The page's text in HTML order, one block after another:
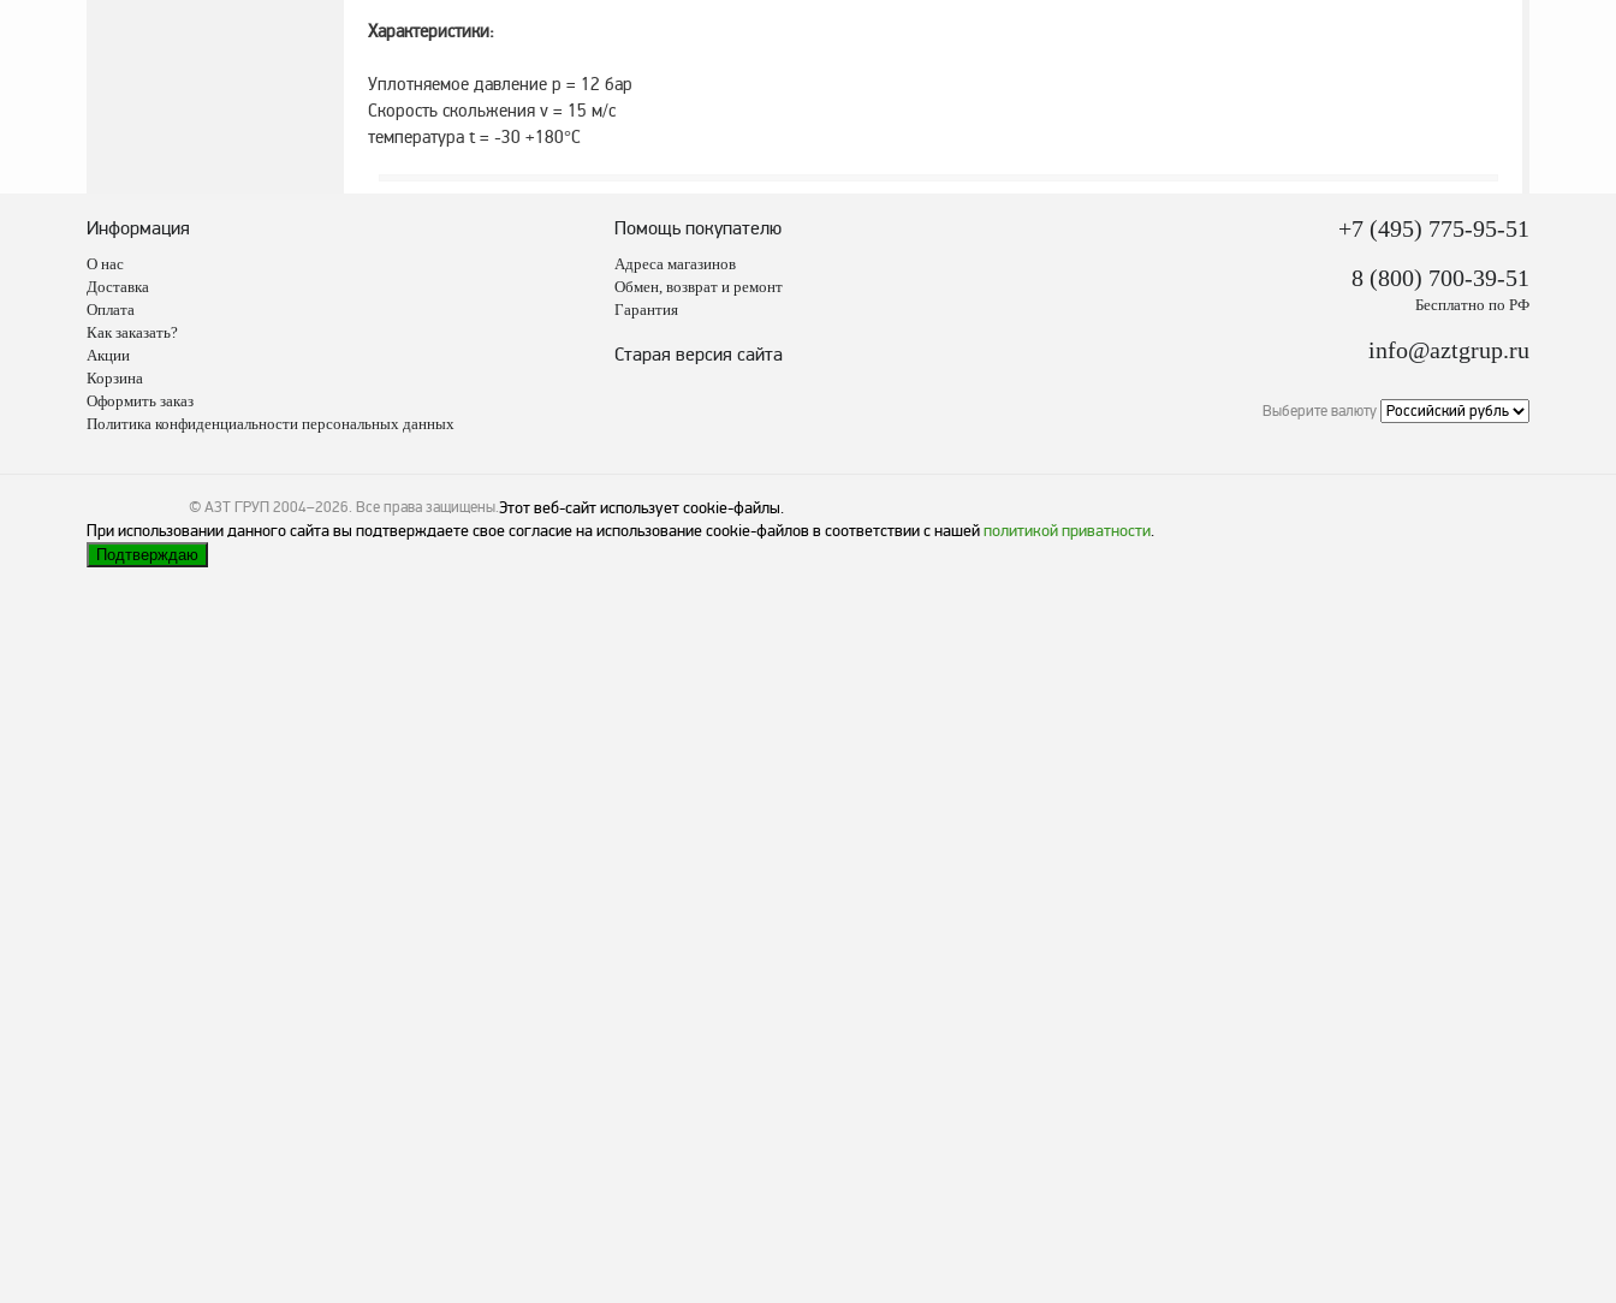
Характеристики:
Уплотняемое давление p = 12 бар
Скорость скольжения v = 15 м/с
температура t = -30 +180°C
Информация
О нас
Доставка
Оплата
Как заказать?
Акции
Корзина
Оформить заказ
Политика конфиденциальности персональных данных
Помощь покупателю
Адреса магазинов
Обмен, возврат и ремонт
Гарантия
Старая версия сайта
+7 (495) 775-95-51
8 (800) 700-39-51
Бесплатно по РФ
info@aztgrup.ru
Выберите валюту
© АЗТ ГРУП 2004–2026. Все права защищены.Этот веб-сайт использует cookie-файлы.
При использовании данного сайта вы подтверждаете свое согласие на использование cookie-файлов в соответствии с нашейполитикой приватности.
Подтверждаю